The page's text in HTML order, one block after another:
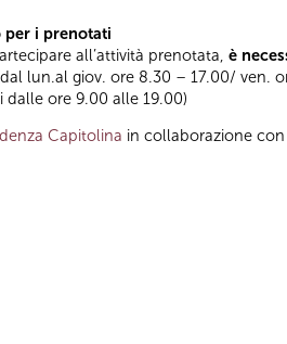
per i prenotati
all’attività prenotata, è
lun.al giov. ore 8.30 – 17.00/ ven.
dalle ore 9.00 alle 19.00)
Capitolina in collaborazione con